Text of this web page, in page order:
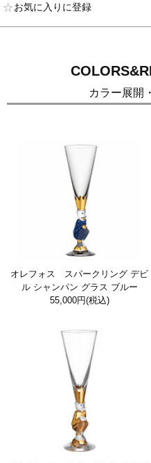
お気に入りに登録
カラー展開
オレフォス スパークリング デビ
ル シャンパン グラス ブルー
55,000円(税込)